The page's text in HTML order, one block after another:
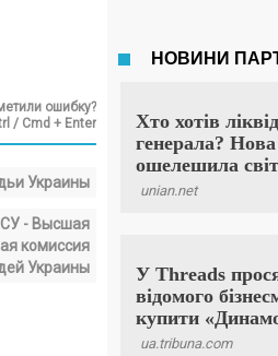
ошибку?
/ Cmd + Enter
Украины
- Высшая
комиссия
Украины